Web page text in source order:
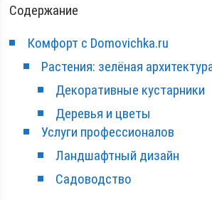
Содержание
Комфорт с Domovichka.ru
Растения: зелёная
Декоративные кустарники
Деревья и цветы
Услуги профессионалов
Ландшафтный дизайн
Садоводство